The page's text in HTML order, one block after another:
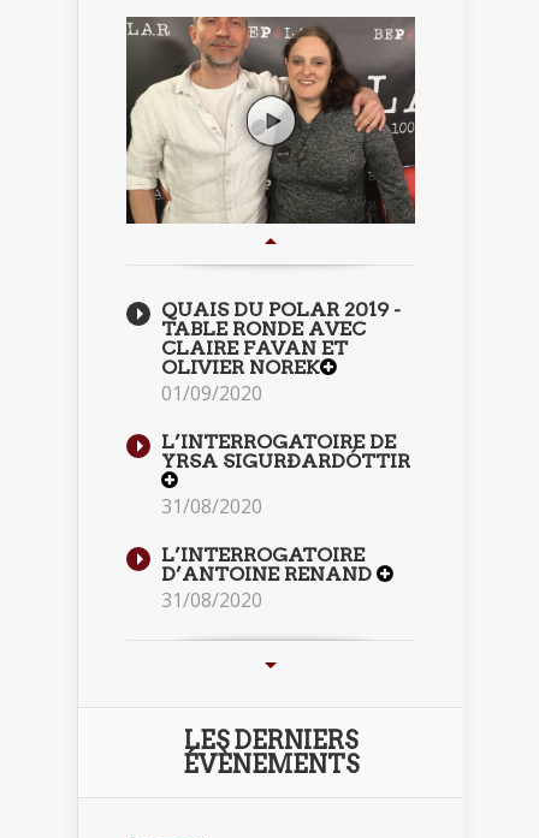
QUAIS DU POLAR 2019 -
TABLE RONDE AVEC
CLAIRE FAVAN ET
OLIVIER NOREK
01/09/2020
L’INTERROGATOIRE DE
YRSA SIGURÐARDÓTTIR
31/08/2020
L’INTERROGATOIRE
D’ANTOINE RENAND
31/08/2020
LES DERNIERS
ÉVÈNEMENTS